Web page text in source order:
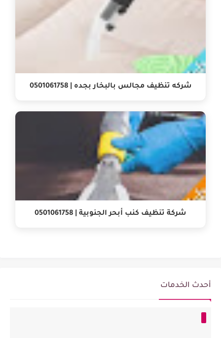
شركه تنظيف مجالس بالبخار بجده | 0501061758
شركة تنظيف كنب أبحر الجنوبية | 0501061758
أحدث الخدمات